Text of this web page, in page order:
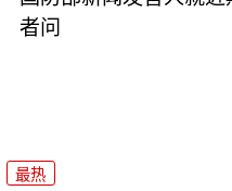
者问
最热